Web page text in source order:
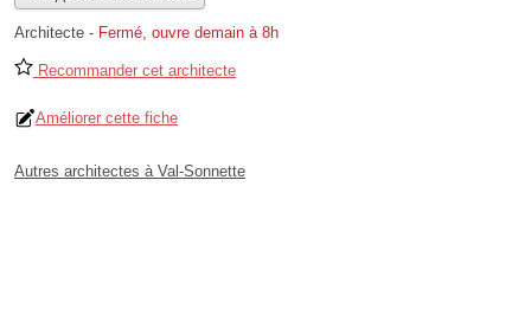
Architecte - Fermé, ouvre demain à 8h
Recommander cet architecte
Améliorer cette fiche
Autres architectes à Val-Sonnette